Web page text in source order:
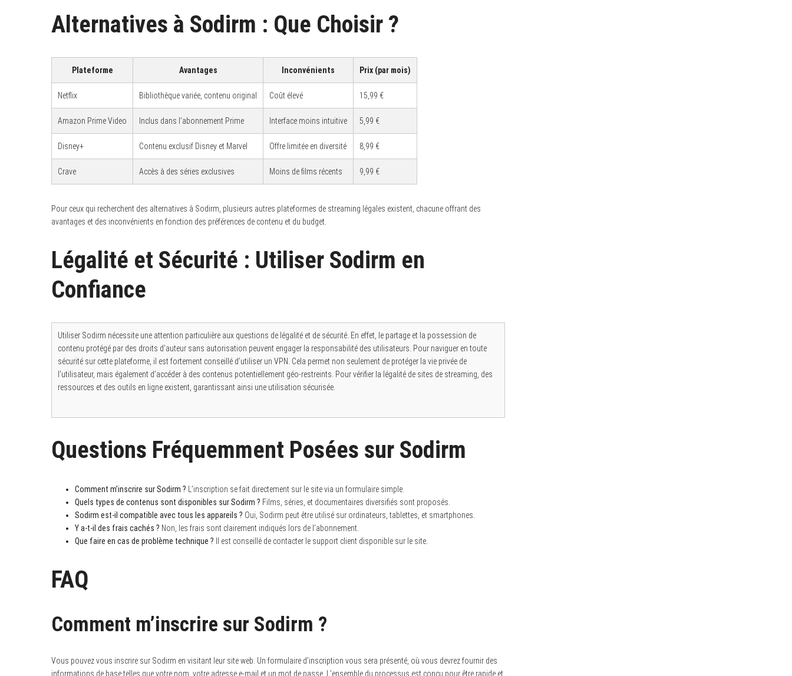
Alternatives à Sodirm : Que Choisir ?
Plateforme Avantages Inconvénients Prix (par mois)
Netflix Bibliothèque variée, contenu original Coût élevé 15,99 €
Amazon Prime Video Inclus dans l’abonnement Prime Interface moins intuitive 5,99 €
Disney+ Contenu exclusif Disney et Marvel Offre limitée en diversité 8,99 €
Crave Accès à des séries exclusives Moins de films récents 9,99 €
Pour ceux qui recherchent des alternatives à Sodirm, plusieurs autres plateformes de streaming légales existent, chacune offrant des
avantages et des inconvénients en fonction des préférences de contenu et du budget.
Légalité et Sécurité : Utiliser Sodirm en
Confiance
Utiliser Sodirm nécessite une attention particulière aux questions de légalité et de sécurité. En effet, le partage et la possession de
contenu protégé par des droits d’auteur sans autorisation peuvent engager la responsabilité des utilisateurs. Pour naviguer en toute
sécurité sur cette plateforme, il est fortement conseillé d’utiliser un VPN. Cela permet non seulement de protéger la vie privée de
l’utilisateur, mais également d’accéder à des contenus potentiellement géo-restreints. Pour vérifier la légalité de sites de streaming, des
ressources et des outils en ligne existent, garantissant ainsi une utilisation sécurisée.
Questions Fréquemment Posées sur Sodirm
Comment m’inscrire sur Sodirm ? L’inscription se fait directement sur le site via un formulaire simple.
Quels types de contenus sont disponibles sur Sodirm ? Films, séries, et documentaires diversifiés sont proposés.
Sodirm est-il compatible avec tous les appareils ? Oui, Sodirm peut être utilisé sur ordinateurs, tablettes, et smartphones.
Y a-t-il des frais cachés ? Non, les frais sont clairement indiqués lors de l’abonnement.
Que faire en cas de problème technique ? Il est conseillé de contacter le support client disponible sur le site.
FAQ
Comment m’inscrire sur Sodirm ?
Vous pouvez vous inscrire sur Sodirm en visitant leur site web. Un formulaire d’inscription vous sera présenté, où vous devrez fournir des
informations de base telles que votre nom, votre adresse e-mail et un mot de passe. L’ensemble du processus est conçu pour être rapide et